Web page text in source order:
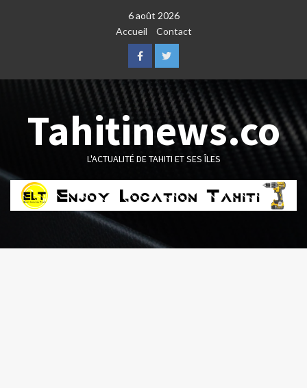
6 août 2026
Accueil
Contact
FacebookTwitter
Tahitinews.co
L'ACTUALITÉ DE TAHITI ET SES ÎLES